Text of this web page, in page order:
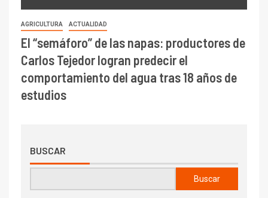
AGRICULTURA ACTUALIDAD
El “semáforo” de las napas: productores de
Carlos Tejedor logran predecir el
comportamiento del agua tras 18 años de
estudios
BUSCAR
Buscar